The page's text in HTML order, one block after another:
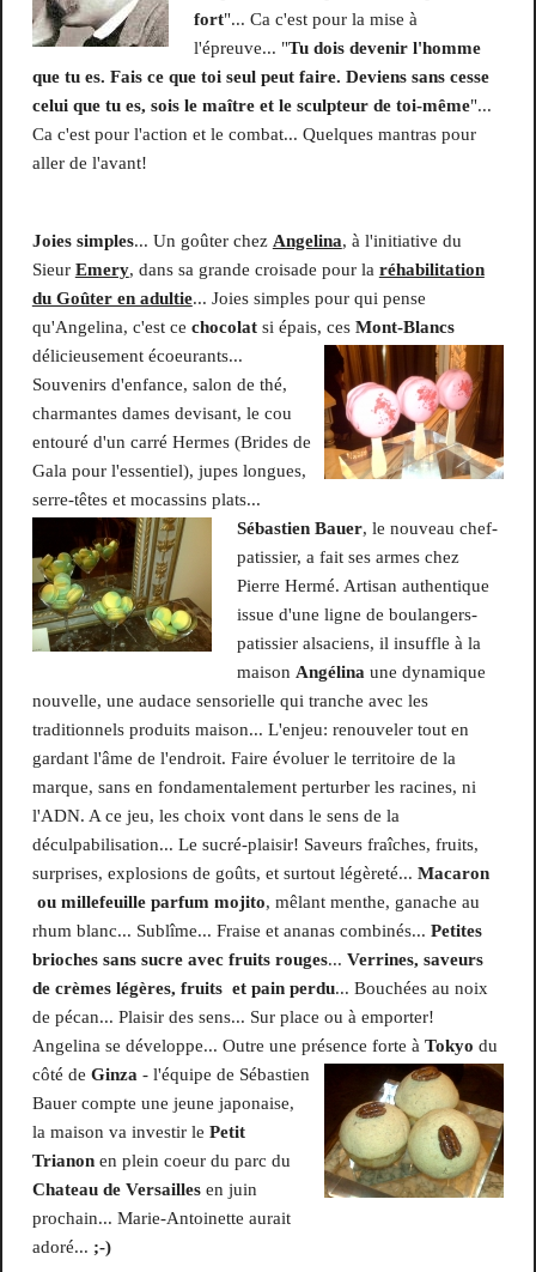
fort"... Ca c'est pour la mise à
l'épreuve... "Tu dois devenir l'homme
que tu es. Fais ce que toi seul peut faire. Deviens sans cesse
celui que tu es, sois le maître et le sculpteur de toi-même"...
Ca c'est pour l'action et le combat... Quelques mantras pour
aller de l'avant!
Joies simples... Un goûter chez Angelina, à l'initiative du
Sieur Emery, dans sa grande croisade pour la réhabilitation
du Goûter en adultie... Joies simples pour qui pense
qu'Angelina, c'est ce chocolatsi épais, ces Mont-Blancs
délicieusement écoeurants...
Souvenirs d'enfance, salon de thé,
charmantes dames devisant, le cou
entouré d'un carré Hermes (Brides de
Gala pour l'essentiel), jupes longues,
serre-têtes et mocassins plats...
Sébastien Bauer, le nouveau chef-
patissier, a fait ses armes chez
Pierre Hermé. Artisan authentique
issue d'une ligne de boulangers-
patissier alsaciens, il insuffle à la
maison Angélina une dynamique
nouvelle, une audace sensorielle qui tranche avec les
traditionnels produits maison... L'enjeu: renouveler tout en
gardant l'âme de l'endroit. Faire évoluer le territoire de la
marque, sans en fondamentalement perturber les racines, ni
l'ADN. A ce jeu, les choix vont dans le sens de la
déculpabilisation... Le sucré-plaisir! Saveurs fraîches, fruits,
surprises, explosions de goûts, et surtout légèreté... Macaron
ou millefeuille parfum mojito, mêlant menthe, ganache au
rhum blanc... Sublîme... Fraise et ananas combinés... Petites
brioches sans sucre avec fruits rouges... Verrines, saveurs
de crèmes légères, fruits et pain perdu... Bouchées au noix
de pécan... Plaisir des sens... Sur place ou à emporter!
Angelina se développe... Outre une présence forte à Tokyo du
côté de Ginza - l'équipe de Sébastien
Bauer compte une jeune japonaise,
la maison va investir le Petit
Trianonen plein coeur du parc du
Chateau de Versaillesen juin
prochain... Marie-Antoinette aurait
adoré... ;-)